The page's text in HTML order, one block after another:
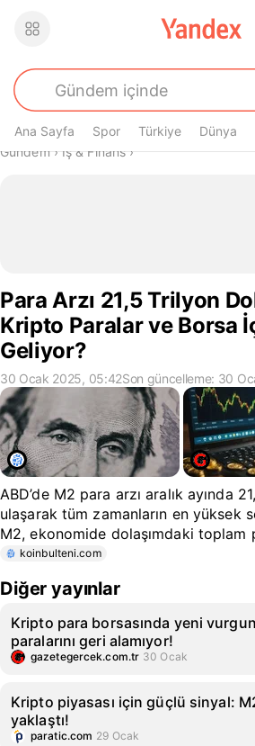
Ana Sayfa Spor Türkiye Dünya
Buradasın
Gündem› İş & Finans›
Para Arzı 21,5 Trilyon
Kripto Paralar ve Borsa
Geliyor?
30 Ocak 2025, 05:42Son güncelleme: 30
ABD’de M2 para arzı aralık ayında
ulaşarak tüm zamanların en yüksek
M2, ekonomide dolaşımdaki toplam
koinbulteni.com
Diğer yayınlar
Kripto para borsasında yeni
paralarını geri alamıyor!
gazetegercek.com.tr 30 Ocak
Kripto piyasası için güçlü sinyal:
yaklaştı!
paratic.com 29 Ocak